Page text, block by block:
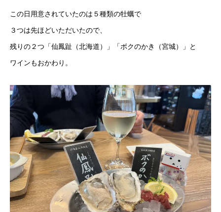
この日用意されていたのは５種類の牡蠣で
３つは先ほどいただいたので、
残りの２つ「仙鳳趾（北海道）」「ボクのかき（宮城）」と
ワインもおかわり。